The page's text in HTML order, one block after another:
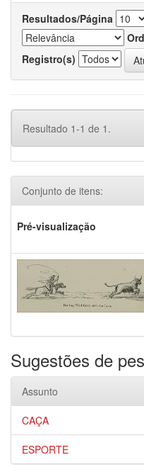
Resultados/Página
Registro(s)
Resultado 1-1 de 1.
Conjunto de itens:
Pré-visualização
Sugestões de
Assunto
CAÇA
ESPORTE